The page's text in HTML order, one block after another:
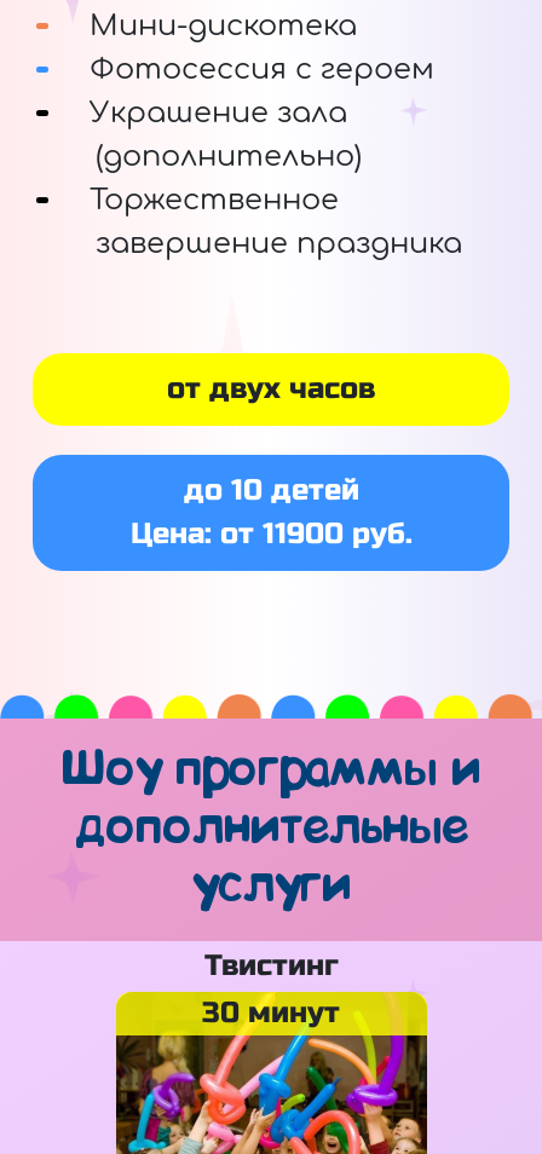
Мини-дискотека
Фотосессия с героем
Украшение зала
(дополнительно)
Торжественное
завершение праздника
от двух часов
до 10 детей
Цена: от 11900 руб.
Шоу программы и
дополнительные
услуги
Твистинг
30 минут